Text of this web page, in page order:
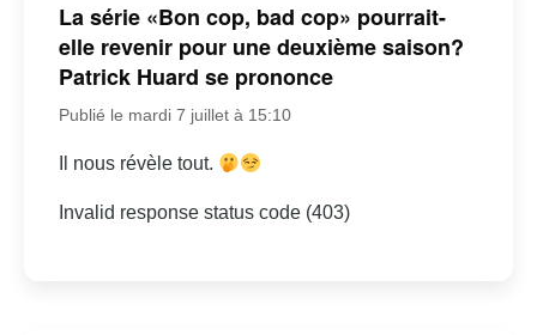
La série «Bon cop, bad cop» pourrait-
elle revenir pour une deuxième saison?
Patrick Huard se prononce
Publié le mardi 7 juillet à 15:10
Il nous révèle tout.
Invalid response status code (403)